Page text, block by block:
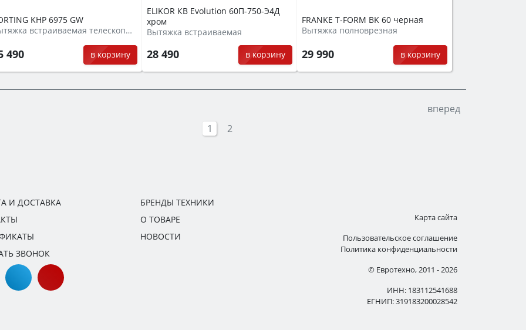
KHP 6975 GW
Вытяжка встраиваемая телескопическая
490 в корзину
ELIKOR КВ Evolution 60П-750-Э4Д
хром
Вытяжка встраиваемая
28 490 в корзину
FRANKE T-FORM BK 60 черная
Вытяжка полноврезная
29 990 в корзину
вперед
1
2
И ДОСТАВКА
ЗВОНОК
БРЕНДЫ ТЕХНИКИ
О ТОВАРЕ
НОВОСТИ
Карта сайта
Пользовательское соглашение
Политика конфиденциальности
© Евротехно, 2011 - 2026
ИНН: 183112541688
ЕГНИП: 319183200028542